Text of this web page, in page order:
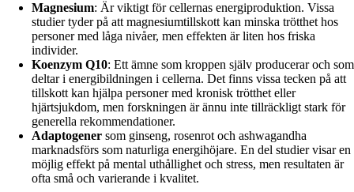
Magnesium: Är viktigt för cellernas energiproduktion. Vissa
studier tyder på att magnesiumtillskott kan minska trötthet hos
personer med låga nivåer, men effekten är liten hos friska
individer.
Koenzym Q10: Ett ämne som kroppen själv producerar och som
deltar i energibildningen i cellerna. Det finns vissa tecken på att
tillskott kan hjälpa personer med kronisk trötthet eller
hjärtsjukdom, men forskningen är ännu inte tillräckligt stark för
generella rekommendationer.
Adaptogener som ginseng, rosenrot och ashwagandha
marknadsförs som naturliga energihöjare. En del studier visar en
möjlig effekt på mental uthållighet och stress, men resultaten är
ofta små och varierande i kvalitet.